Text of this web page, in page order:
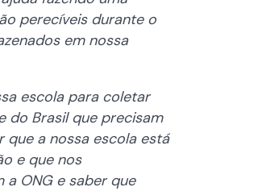
perecíveis durante o
em nossa
escola para coletar
do Brasil que precisam
a nossa escola está
e que nos
ONG e saber que